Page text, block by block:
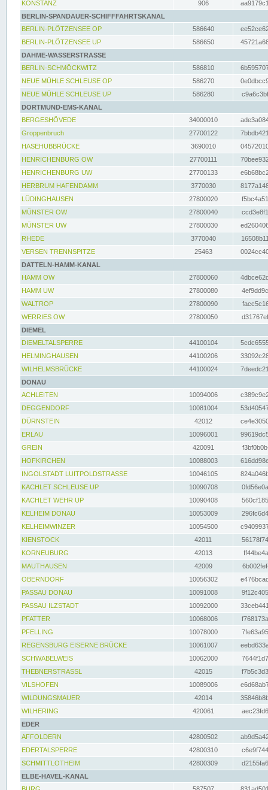
KONSTANZ
906
BERLIN-SPANDAUER-SCHIFFFAHRTSKANAL
BERLIN-PLÖTZENSEE OP
586640
BERLIN-PLÖTZENSEE UP
586650
DAHME-WASSERSTRASSE
BERLIN-SCHMÖCKWITZ
586810
NEUE MÜHLE SCHLEUSE OP
586270
NEUE MÜHLE SCHLEUSE UP
586280
DORTMUND-EMS-KANAL
BERGESHÖVEDE
34000010
Groppenbruch
27700122
HASEHUBBRÜCKE
3690010
HENRICHENBURG OW
27700111
HENRICHENBURG UW
27700133
HERBRUM HAFENDAMM
3770030
LÜDINGHAUSEN
27800020
MÜNSTER OW
27800040
MÜNSTER UW
27800030
RHEDE
3770040
VERSEN TRENNSPITZE
25463
DATTELN-HAMM-KANAL
HAMM OW
27800060
HAMM UW
27800080
WALTROP
27800090
WERRIES OW
27800050
DIEMEL
DIEMELTALSPERRE
44100104
HELMINGHAUSEN
44100206
WILHELMSBRÜCKE
44100024
DONAU
ACHLEITEN
10094006
DEGGENDORF
10081004
DÜRNSTEIN
42012
ERLAU
10096001
GREIN
420091
HOFKIRCHEN
10088003
INGOLSTADT LUITPOLDSTRASSE
10046105
KACHLET SCHLEUSE UP
10090708
KACHLET WEHR UP
10090408
KELHEIM DONAU
10053009
KELHEIMWINZER
10054500
KIENSTOCK
42011
KORNEUBURG
42013
MAUTHAUSEN
42009
OBERNDORF
10056302
PASSAU DONAU
10091008
PASSAU ILZSTADT
10092000
PFATTER
10068006
PFELLING
10078000
REGENSBURG EISERNE BRÜCKE
10061007
SCHWABELWEIS
10062000
THEBNERSTRASSL
42015
VILSHOFEN
10089006
WILDUNGSMAUER
42014
WILHERING
420061
EDER
AFFOLDERN
42800502
EDERTALSPERRE
42800310
SCHMITTLOTHEIM
42800309
ELBE-HAVEL-KANAL